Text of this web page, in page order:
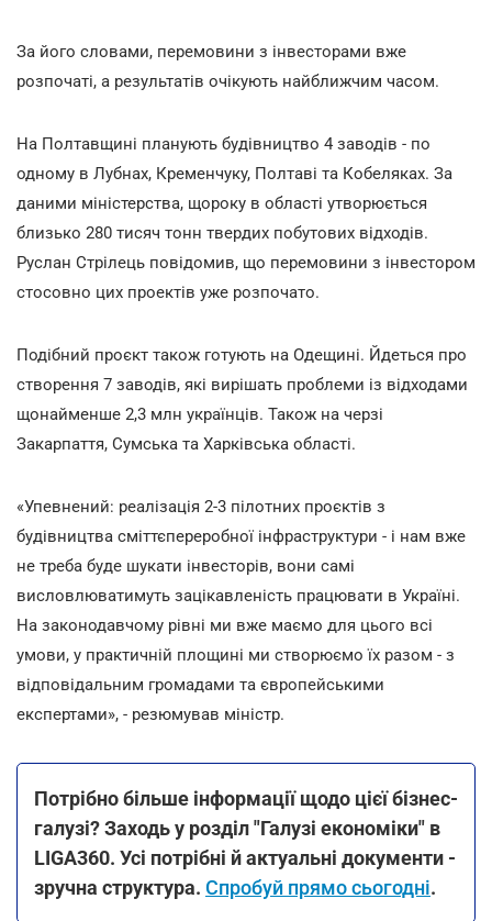
За його словами, перемовини з інвесторами вже
розпочаті, а результатів очікують найближчим часом.
На Полтавщині планують будівництво 4 заводів - по
одному в Лубнах, Кременчуку, Полтаві та Кобеляках. За
даними міністерства, щороку в області утворюється
близько 280 тисяч тонн твердих побутових відходів.
Руслан Стрілець повідомив, що перемовини з інвестором
стосовно цих проектів уже розпочато.
Подібний проєкт також готують на Одещині. Йдеться про
створення 7 заводів, які вирішать проблеми із відходами
щонайменше 2,3 млн українців. Також на черзі
Закарпаття, Сумська та Харківська області.
«Упевнений: реалізація 2-3 пілотних проєктів з
будівництва сміттєпереробної інфраструктури - і нам вже
не треба буде шукати інвесторів, вони самі
висловлюватимуть зацікавленість працювати в Україні.
На законодавчому рівні ми вже маємо для цього всі
умови, у практичній площині ми створюємо їх разом - з
відповідальним громадами та європейськими
експертами», - резюмував міністр.
Потрібно більше інформації щодо цієї бізнес-
галузі? Заходь у розділ "Галузі економіки" в
LIGA360. Усі потрібні й актуальні документи -
зручна структура. Спробуй прямо сьогодні.